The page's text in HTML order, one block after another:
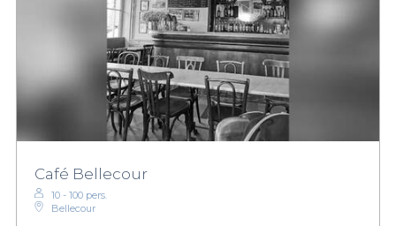
Café Bellecour
10 - 100 pers.
Bellecour